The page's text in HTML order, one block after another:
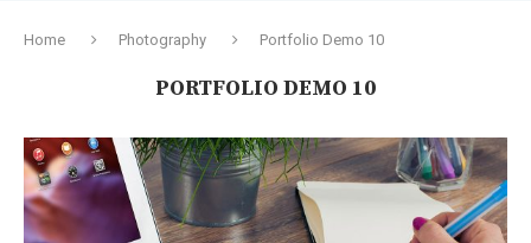
Home Photography Portfolio Demo 10
PORTFOLIO DEMO 10